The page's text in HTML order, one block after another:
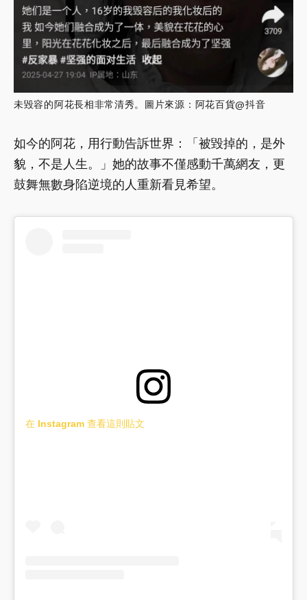
未毀容的阿花長相非常清秀。圖片來源：阿花百貨@抖音
如今的阿花，用行動告訴世界：「被毀掉的，是外
貌，不是人生。」她的故事不僅感動千萬網友，更
鼓舞無數身陷逆境的人重新看見希望。
在 Instagram 查看這則貼文